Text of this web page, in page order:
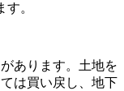
。
あります。土地を
は買い戻し、地下